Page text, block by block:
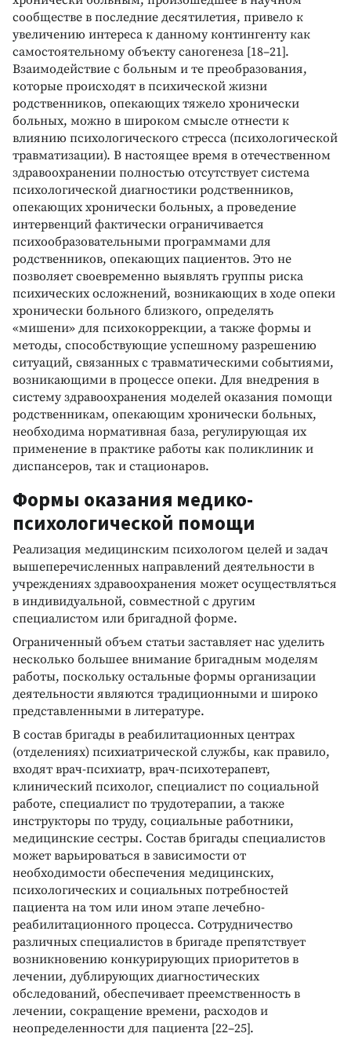
сообществе в последние десятилетия, привело к
увеличению интереса к данному контингенту как
самостоятельному объекту саногенеза [18–21].
Взаимодействие с больным и те преобразования,
которые происходят в психической жизни
родственников, опекающих тяжело хронически
больных, можно в широком смысле отнести к
влиянию психологического стресса (психологической
травматизации). В настоящее время в отечественном
здравоохранении полностью отсутствует система
психологической диагностики родственников,
опекающих хронически больных, а проведение
интервенций фактически ограничивается
психообразовательными программами для
родственников, опекающих пациентов. Это не
позволяет своевременно выявлять группы риска
психических осложнений, возникающих в ходе опеки
хронически больного близкого, определять
«мишени» для психокоррекции, а также формы и
методы, способствующие успешному разрешению
ситуаций, связанных с травматическими событиями,
возникающими в процессе опеки. Для внедрения в
систему здравоохранения моделей оказания помощи
родственникам, опекающим хронически больных,
необходима нормативная база, регулирующая их
применение в практике работы как поликлиник и
диспансеров, так и стационаров.
Формы оказания медико-
психологической помощи
Реализация медицинским психологом целей и задач
вышеперечисленных направлений деятельности в
учреждениях здравоохранения может осуществляться
в индивидуальной, совместной с другим
специалистом или бригадной форме.
Ограниченный объем статьи заставляет нас уделить
несколько большее внимание бригадным моделям
работы, поскольку остальные формы организации
деятельности являются традиционными и широко
представленными в литературе.
В состав бригады в реабилитационных центрах
(отделениях) психиатрической службы, как правило,
входят врач-психиатр, врач-психотерапевт,
клинический психолог, специалист по социальной
работе, специалист по трудотерапии, а также
инструкторы по труду, социальные работники,
медицинские сестры. Состав бригады специалистов
может варьироваться в зависимости от
необходимости обеспечения медицинских,
психологических и социальных потребностей
пациента на том или ином этапе лечебно-
реабилитационного процесса. Сотрудничество
различных специалистов в бригаде препятствует
возникновению конкурирующих приоритетов в
лечении, дублирующих диагностических
обследований, обеспечивает преемственность в
лечении, сокращение времени, расходов и
неопределенности для пациента [22–25].